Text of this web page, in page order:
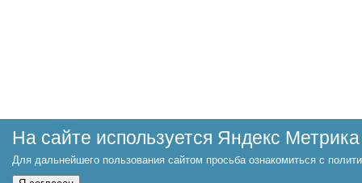
На сайте используется Яндекс Метрика
Для дальнейшего пользования сайтом просьба ознакомиться с